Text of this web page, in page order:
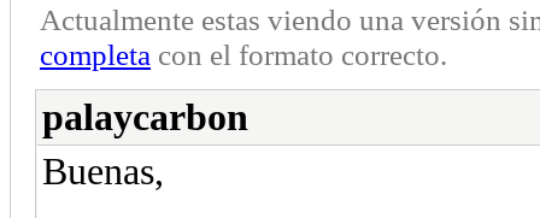
Actualmente estas viendo una versión
completa con el formato correcto.
palaycarbon
Buenas,